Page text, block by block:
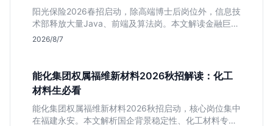
阳光保险2026春招启动，除高端博士后岗位外，信息技
术部释放大量Java、前端及算法岗。本文解读金融巨头
校招门槛，分析技术岗需求与投递价值，助你快速判断
2026/8/7
能化集团权属福维新材料2026秋招解读：化工
材料生必看
能化集团权属福维新材料2026秋招启动，核心岗位集中
在福建永安。本文解析国企背景稳定性、化工材料专业